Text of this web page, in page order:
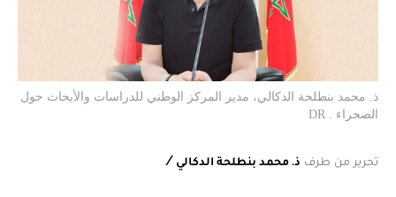
ذ. محمد بنطلحة الدكالي، مدير المركز الوطني للدراسات والأبحاث حول
الصحراء . DR
تحرير من طرف ذ. محمد بنطلحة الدكالي /